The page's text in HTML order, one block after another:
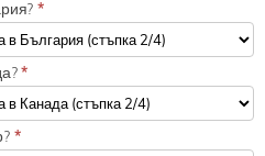
*
*
*